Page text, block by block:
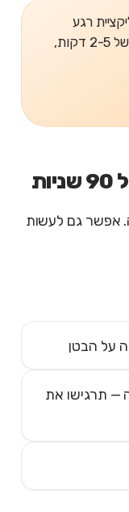
רגע
מחכים לך תרגולים מודרכים בעברית של 2-5 דקות,
אפשר גם לעשות
על הבטן
— תרגישו את